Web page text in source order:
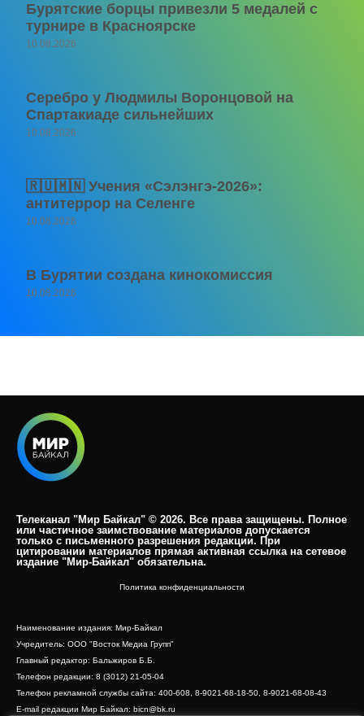
Бурятские борцы привезли 5 медалей с
турнире в Красноярске
10.08.2026
Серебро у Людмилы Воронцовой на
Спартакиаде сильнейших
10.08.2026
🇷🇺🇲🇳 Учения «Сэлэнгэ-2026»:
антитеррор на Селенге
10.08.2026
В Бурятии создана кинокомиссия
10.08.2026
Телеканал "Мир Байкал" © 2026. Все права защищены. Полное
или частичное заимствование материалов допускается
только с письменного разрешения редакции. При
цитировании материалов прямая активная ссылка на сетевое
издание "Мир-Байкал" обязательна.​
Политика конфиденциальности
Наименование издания: Мир-Байкал
Учредитель: ООО "Восток Медиа Групп"
Главный редактор: Бальжиров Б.Б.
Телефон редакции: 8 (3012) 21-05-04
Телефон рекламной службы сайта: 400-608, 8-9021-68-18-50, 8-9021-68-08-43
E-mail редакции Мир Байкал: bicn@bk.ru